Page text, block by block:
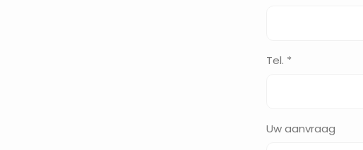
Tel. *
Uw aanvraag